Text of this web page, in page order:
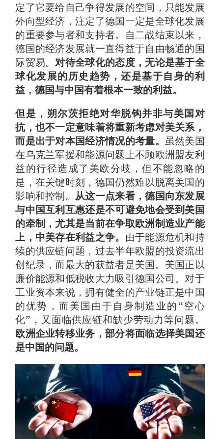
定了它要给自己争得发展的空间，只能发展
外向型经济，注定了德国一定是全球化发展
的重要参与者和支持者。自二战结束以来，
德国的经济发展就一直得益于自由畅通的国
际贸易。对待全球化的态度，无论是基于全
球化发展的历史趋势，还是基于自身的利
益，德国与中国有着根本一致的利益。
但是，朔尔茨拒绝对华脱钩并非与美国对
抗，也不一定意味着将重新考虑对美关系，
而是出于对本国经济情况的考量。 虽然美国
在乌克兰军援和能源问题上不顾欧洲盟友利
益的行径造成了美欧分歧，但不能忽略的
是，在关键时刻，德国仍然难以脱离美国的
影响和控制。 从这一点来看，德国向东发展
与中国互利互惠还是不可避免地会受到美国
的牵制，尤其是当前在争取欧洲制造业产能
上，中美存在利益之争。 由于能源危机和持
续的供应链问题，过去半年欧盟的投资流出
创纪录，而最大的获益者是美国。美国正以
廉价能源和低税收大力吸引德国公司。对于
工业资本来说，拥有健全的产业链正是中国
的优势，而美国由于自身制造业的“空心
化”，又面临供应链和缺少劳动力等问题。
欧洲企业转移业务，部分将面临选择美国还
是中国的问题。